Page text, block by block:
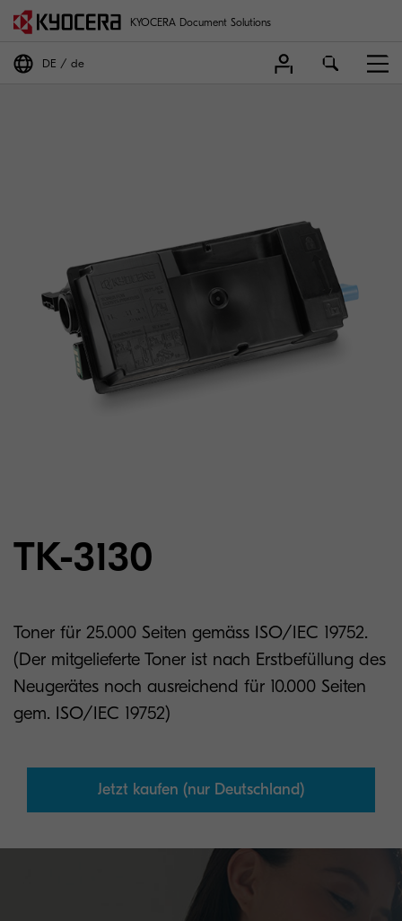
KYOCERA Document Solutions
DE de
TK-3130
Toner für 25.000 Seiten gemäss ISO/IEC 19752.
(Der mitgelieferte Toner ist nach Erstbefüllung des
Neugerätes noch ausreichend für 10.000 Seiten
gem. ISO/IEC 19752)
Jetzt kaufen (nur Deutschland)